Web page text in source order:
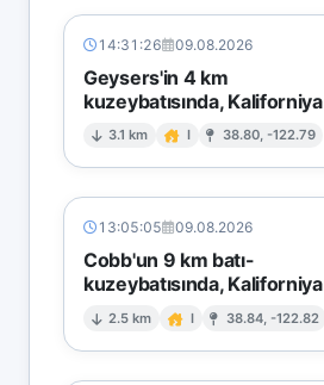
14:31:26 09.08.2026
Geysers'in 4 km
kuzeybatısında, Kaliforniya
3.1 km I 38.80, -122.79
13:05:05 09.08.2026
Cobb'un 9 km batı-
kuzeybatısında, Kaliforniya
2.5 km I 38.84, -122.82